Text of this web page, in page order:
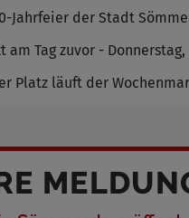
Jahrfeier der Stadt
am Tag zuvor -
Platz läuft der